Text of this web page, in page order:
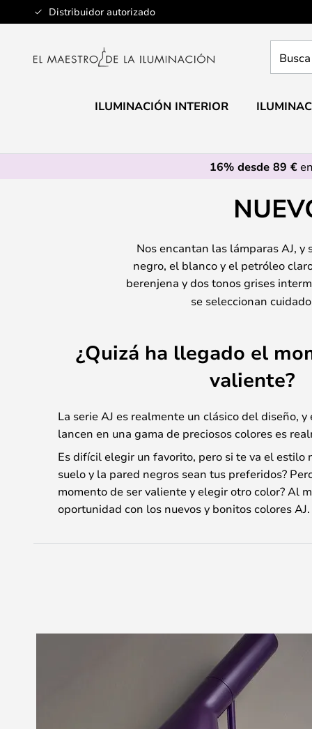
Distribuidor autorizado
Ir
al
aquí
ILUMINACIÓN INTERIOR
16% desde 89 €
Nos encantan las lámparas AJ,
negro, el blanco y el petróleo
berenjena y dos tonos grises
se seleccionan
¿Quizá ha llegado el
valiente?
La serie AJ es realmente un clásico del diseño,
lancen en una gama de preciosos colores es
Es difícil elegir un favorito, pero si te va el estilo
suelo y la pared negros sean tus preferidos?
momento de ser valiente y elegir otro color? Al
oportunidad con los nuevos y bonitos colores AJ.